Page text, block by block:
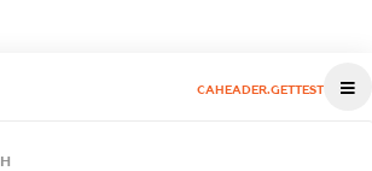
CAHEADER.GETTEST